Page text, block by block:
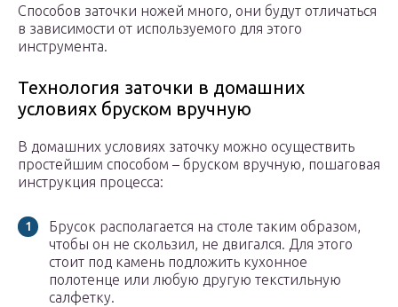
Способов заточки ножей много, они будут отличаться
в зависимости от используемого для этого
инструмента.
Технология заточки в домашних
условиях бруском вручную
В домашних условиях заточку можно осуществить
простейшим способом – бруском вручную, пошаговая
инструкция процесса:
Брусок располагается на столе таким образом,
чтобы он не скользил, не двигался. Для этого
стоит под камень подложить кухонное
полотенце или любую другую текстильную
салфетку.